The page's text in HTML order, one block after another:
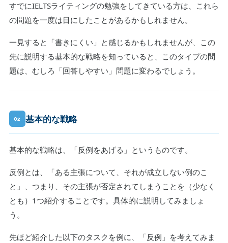
すでにIELTSライティングの勉強をしてきている方は、これら
の問題を一度は目にしたことがあるかもしれません。
一見すると「書きにくい」と感じるかもしれませんが、この
先に説明する基本的な戦略を知っていると、このタイプの問
題は、むしろ「回答しやすい」問題に変わるでしょう。
02 基本的な戦略
基本的な戦略は、「反例をあげる」というものです。
反例とは、「ある主張について、それが成立しない例のこ
と」、つまり、その主張が否定されてしまうことを（少なく
とも）1つ紹介することです。具体的に説明してみましょ
う。
先ほど紹介した以下のタスクを例に、「反例」を考えてみま